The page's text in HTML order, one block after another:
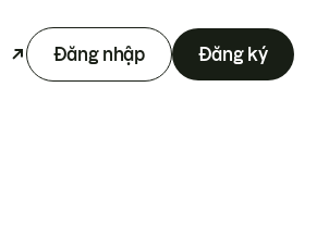
Đăng nhập Đăng ký